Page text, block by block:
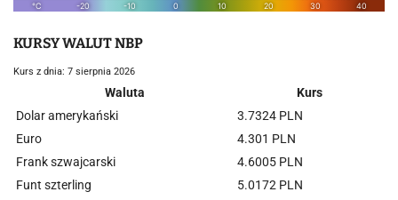
KURSY WALUT NBP
Kurs z dnia: 7 sierpnia 2026
Waluta
Kurs
Dolar amerykański
3.7324 PLN
Euro
4.301 PLN
Frank szwajcarski
4.6005 PLN
Funt szterling
5.0172 PLN